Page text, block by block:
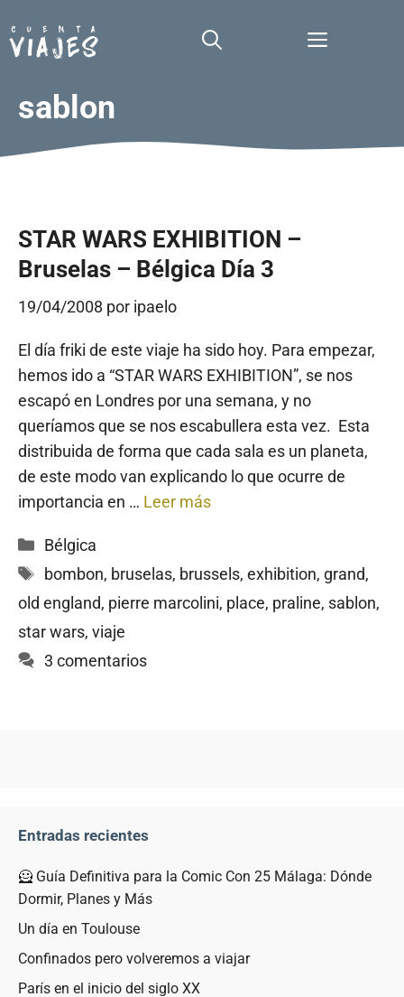
al
contenido
Menú
sablon
STAR WARS EXHIBITION –
Bruselas – Bélgica Día 3
19/04/2008 por ipaelo
El día friki de este viaje ha sido hoy. Para empezar,
hemos ido a “STAR WARS EXHIBITION”, se nos
escapó en Londres por una semana, y no
queríamos que se nos escabullera esta vez. Esta
distribuida de forma que cada sala es un planeta,
de este modo van explicando lo que ocurre de
importancia en … Leer más
Categorías
Bélgica
Etiquetas
bombon, bruselas, brussels, exhibition, grand,
old england, pierre marcolini, place, praline, sablon,
star wars, viaje
3 comentarios
Entradas recientes
🦸 Guía Definitiva para la Comic Con 25 Málaga: Dónde
Dormir, Planes y Más
Un día en Toulouse
Confinados pero volveremos a viajar
París en el inicio del siglo XX